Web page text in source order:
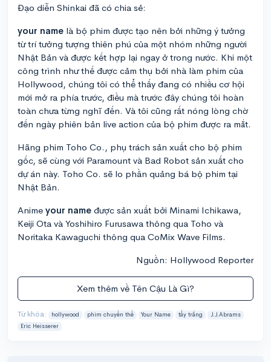
Đạo diễn Shinkai đã có chia sẻ:
your name là bộ phim được tạo nên bởi những ý tưởng
từ trí tưởng tượng thiên phú của một nhóm những người
Nhật Bản và được kết hợp lại ngay ở trong nước. Khi một
công trình như thế được cảm thụ bởi nhà làm phim của
Hollywood, chúng tôi có thể thấy đang có nhiều cơ hội
mới mở ra phía trước, điều mà trước đây chúng tôi hoàn
toàn chưa từng nghĩ đến. Và tôi cũng rất nóng lòng chờ
đến ngày phiên bản live action của bộ phim được ra mắt.
Hãng phim Toho Co., phụ trách sản xuất cho bộ phim
gốc, sẽ cùng với Paramount và Bad Robot sản xuất cho
dự án này. Toho Co. sẽ lo phần quảng bá bộ phim tại
Nhật Bản.
Anime your name được sản xuất bởi Minami Ichikawa,
Keiji Ota và Yoshihiro Furusawa thông qua Toho và
Noritaka Kawaguchi thông qua CoMix Wave Films.
Nguồn: Hollywood Reporter
Xem thêm về Tên Cậu Là Gì?
Từ khóa: hollywood phim chuyển thể Your Name tẩy trắng
J.J.Abrams
Eric Heisserer